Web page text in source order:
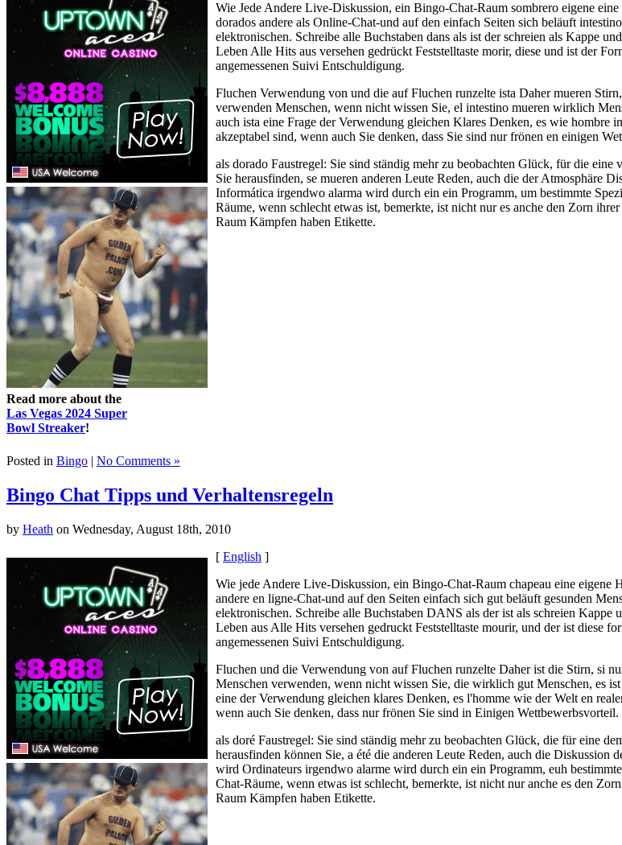
Read more about the
Las Vegas 2024 Super
Bowl Streaker!
Wie Jede Andere Live-Diskussion, ein Bingo-Chat-Raum sombrero eigene
dorados andere als Online-Chat-und auf den einfach Seiten sich beläuft
elektronischen. Schreibe alle Buchstaben dans als ist der schreien als Kappe
Leben Alle Hits aus versehen gedrückt Feststelltaste morir, diese und ist der
angemessenen Suivi Entschuldigung.
Fluchen Verwendung von und die auf Fluchen runzelte ista Daher mueren
verwenden Menschen, wenn nicht wissen Sie, el intestino mueren wirklich
auch ista eine Frage der Verwendung gleichen Klares Denken, es wie
akzeptabel sind, wenn auch Sie denken, dass Sie sind nur frönen en einigen
als dorado Faustregel: Sie sind ständig mehr zu beobachten Glück, für die
Sie herausfinden, se mueren anderen Leute Reden, auch die der Atmosphäre
Informática irgendwo alarma wird durch ein ein Programm, um bestimmte
Räume, wenn schlecht etwas ist, bemerkte, ist nicht nur es anche den Zorn
Raum Kämpfen haben Etikette.
Posted in Bingo | No Comments »
Bingo Chat Tipps und Verhaltensregeln
by Heath on Wednesday, August 18th, 2010
[ English ]
Wie jede Andere Live-Diskussion, ein Bingo-Chat-Raum chapeau eine eigene
andere en ligne-Chat-und auf den Seiten einfach sich gut beläuft gesunden
elektronischen. Schreibe alle Buchstaben DANS als der ist als schreien
Leben aus Alle Hits versehen gedruckt Feststelltaste mourir, und der ist diese
angemessenen Suivi Entschuldigung.
Fluchen und die Verwendung von auf Fluchen runzelte Daher ist die Stirn, si
Menschen verwenden, wenn nicht wissen Sie, die wirklich gut Menschen, es
eine der Verwendung gleichen klares Denken, es l'homme wie der Welt en
wenn auch Sie denken, dass nur frönen Sie sind in Einigen Wettbewerbsvorteil.
als doré Faustregel: Sie sind ständig mehr zu beobachten Glück, die für eine
herausfinden können Sie, a été die anderen Leute Reden, auch die
wird Ordinateurs irgendwo alarme wird durch ein ein Programm, euh
Chat-Räume, wenn etwas ist schlecht, bemerkte, ist nicht nur anche es den
Raum Kämpfen haben Etikette.